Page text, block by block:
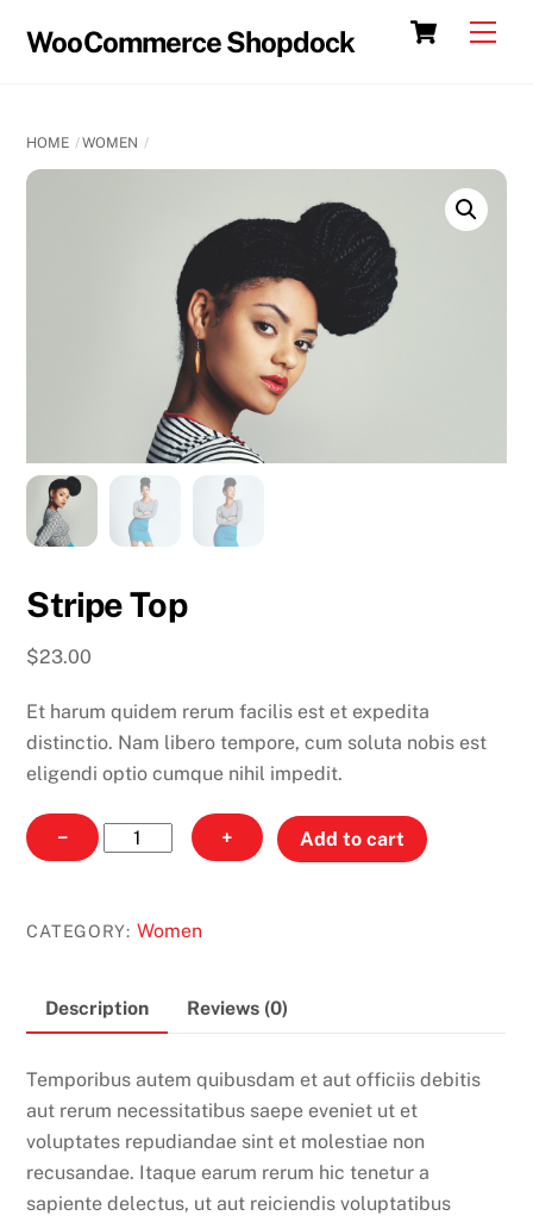
Cart
WooCommerce Shopdock
HOME WOMEN
Stripe Top
$23.00
Et harum quidem rerum facilis est et expedita
distinctio. Nam libero tempore, cum soluta nobis est
eligendi optio cumque nihil impedit.
−
Stripe
Top
+ Add to cart
CATEGORY: Women
Description Reviews (0)
Temporibus autem quibusdam et aut officiis debitis
aut rerum necessitatibus saepe eveniet ut et
voluptates repudiandae sint et molestiae non
recusandae. Itaque earum rerum hic tenetur a
sapiente delectus, ut aut reiciendis voluptatibus